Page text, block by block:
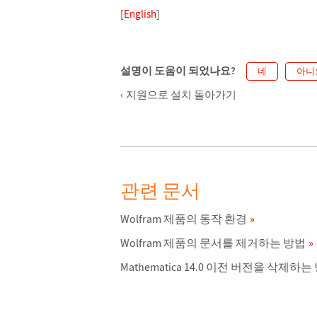
[English]
설명이 도움이 되었나요? 네 아니
지원으로 설치 돌아가기
관련 문서
Wolfram 제품의 동작 환경
Wolfram 제품의 문서를 제거하는 방법
Mathematica 14.0 이전 버전을 삭제하는